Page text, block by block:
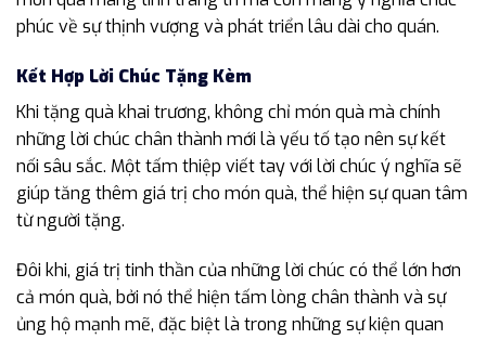
phúc về sự thịnh vượng và phát triển lâu dài cho quán.
Kết Hợp Lời Chúc Tặng Kèm
Khi tặng quà khai trương, không chỉ món quà mà chính
những lời chúc chân thành mới là yếu tố tạo nên sự kết
nối sâu sắc. Một tấm thiệp viết tay với lời chúc ý nghĩa sẽ
giúp tăng thêm giá trị cho món quà, thể hiện sự quan tâm
từ người tặng.
Đôi khi, giá trị tinh thần của những lời chúc có thể lớn hơn
cả món quà, bởi nó thể hiện tấm lòng chân thành và sự
ủng hộ mạnh mẽ, đặc biệt là trong những sự kiện quan